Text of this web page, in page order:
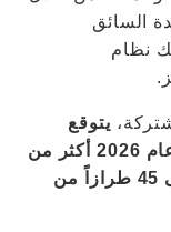
السائق
نظام
يتوقع
أعضاء التحالف أن يكون لديهم بحلول عام 2026 أكثر من
10 ملايين سيارة على الطرق تنتمي إلى 45 طرازاً من